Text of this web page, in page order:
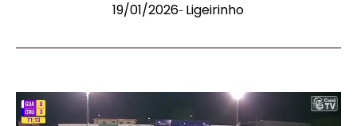
19/01/2026- Ligeirinho